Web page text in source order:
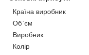
Країна виробник
Об`єм
Виробник
Колір